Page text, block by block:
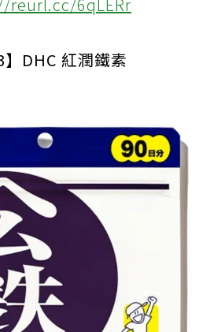
】DHC 紅潤鐵素